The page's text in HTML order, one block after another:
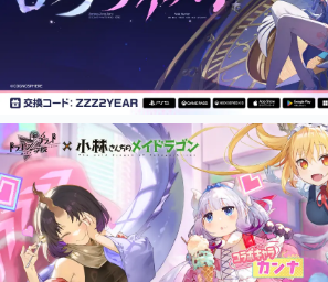
ピックアップ
電ファミのいま読まれている記事ランキング
アプリセール情報